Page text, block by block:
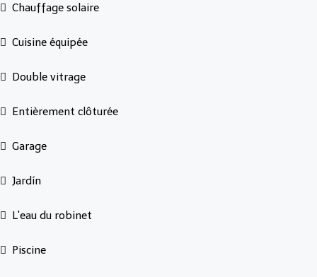
Chauffage solaire
Cuisine équipée
Double vitrage
Entièrement clôturée
Garage
Jardín
L'eau du robinet
Piscine